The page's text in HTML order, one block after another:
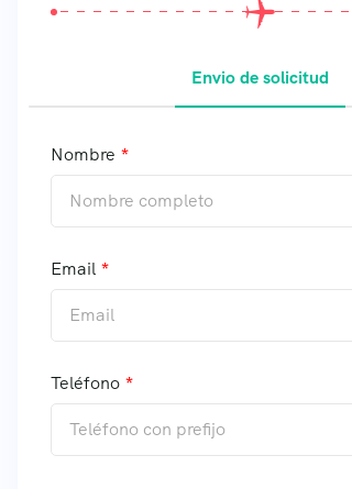
Envio de solicitud
Nombre
Email
Teléfono